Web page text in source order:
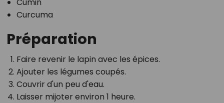
Curcuma
Préparation
Faire revenir le lapin avec les épices.
Ajouter les légumes coupés.
Couvrir d'un peu d'eau.
Laisser mijoter environ 1 heure.